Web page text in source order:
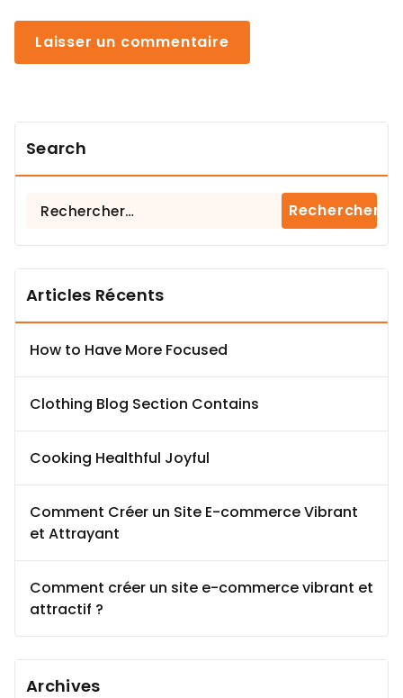
Search
Rechercher :
Articles Récents
How to Have More Focused
Clothing Blog Section Contains
Cooking Healthful Joyful
Comment Créer un Site E-commerce Vibrant
et Attrayant
Comment créer un site e-commerce vibrant et
attractif ?
Archives